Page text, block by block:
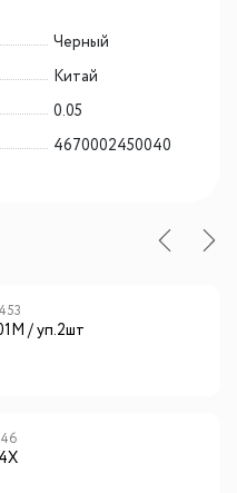
Черный
Китай
0.05
4670002450040
/ уп.2шт